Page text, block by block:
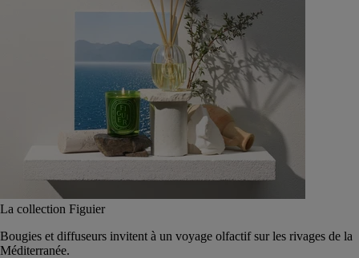
La collection Figuier
Bougies et diffuseurs invitent à un voyage olfactif sur les rivages de la
Méditerranée.